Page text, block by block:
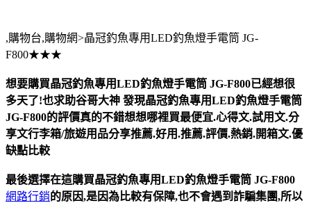
,購物台,購物網>晶冠釣魚專用LED釣魚燈手電筒 JG-
F800★★★
想要購買晶冠釣魚專用LED釣魚燈手電筒 JG-F800已經想很
多天了!也求助谷哥大神 發現晶冠釣魚專用LED釣魚燈手電筒
JG-F800的評價真的不錯想想哪裡買最便宜.心得文.試用文.分
享文行李箱/旅遊用品分享推薦.好用.推薦.評價.熱銷.開箱文.優
缺點比較
最後選擇在這購買晶冠釣魚專用LED釣魚燈手電筒 JG-F800
網路行銷的原因,是因為比較有保障,也不會遇到詐騙集團,所以